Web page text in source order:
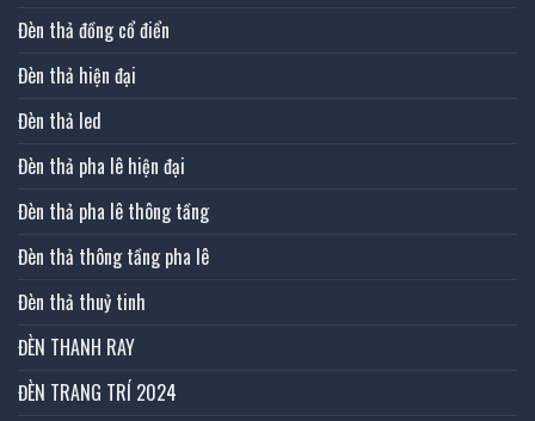
Đèn thả đồng cổ điển
Đèn thả hiện đại
Đèn thả led
Đèn thả pha lê hiện đại
Đèn thả pha lê thông tầng
Đèn thả thông tầng pha lê
Đèn thả thuỷ tinh
ĐÈN THANH RAY
ĐÈN TRANG TRÍ 2024